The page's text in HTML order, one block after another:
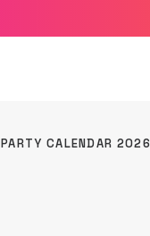
PARTY CALENDAR 2026